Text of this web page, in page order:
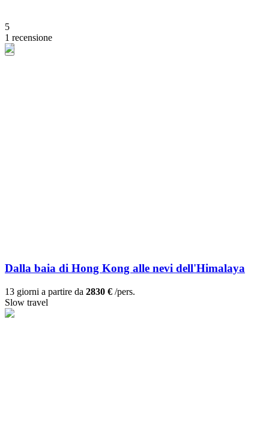
5
1 recensione
Dalla baia di Hong Kong alle nevi dell'Himalaya
13 giorni a partire da 2830 € /pers.
Slow travel